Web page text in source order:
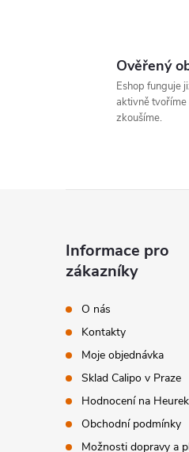
a
í
p
r
v
k
y
v
Ověřený
Eshop funguje
aktivně
zkoušíme.
Informace pro
zákazníky
O nás
Kontakty
Moje objednávka
Sklad Calipo v Praze
Hodnocení na
Obchodní podmínky
Možnosti dopravy a